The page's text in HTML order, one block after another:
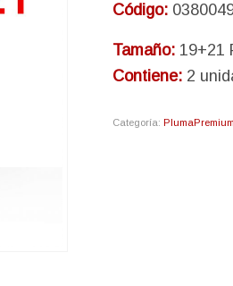
Código:
Tamaño: 19+21
Contiene: 2
Categoría:PlumaPremium